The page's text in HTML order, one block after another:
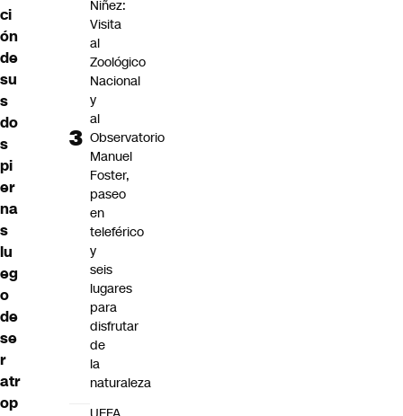
ci
ón
de
su
s
do
s
pi
er
na
s
lu
eg
o
de
se
r
atr
op
Niñez:
Visita
al
Zoológico
Nacional
y
al
Observatorio
Manuel
Foster,
paseo
en
teleférico
y
seis
lugares
para
disfrutar
de
la
naturaleza